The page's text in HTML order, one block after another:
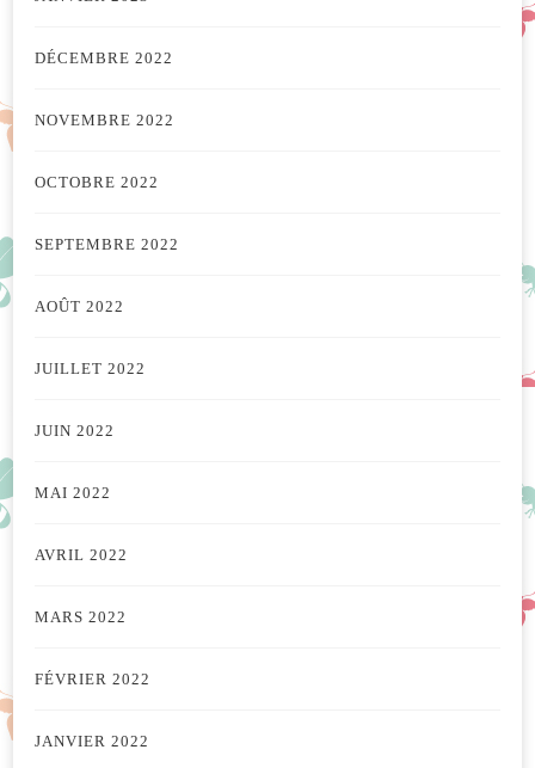
DÉCEMBRE 2022
NOVEMBRE 2022
OCTOBRE 2022
SEPTEMBRE 2022
AOÛT 2022
JUILLET 2022
JUIN 2022
MAI 2022
AVRIL 2022
MARS 2022
FÉVRIER 2022
JANVIER 2022